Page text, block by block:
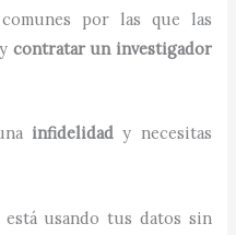
por las que las
contratar un investigador
infidelidad y necesitas
está usando tus datos sin